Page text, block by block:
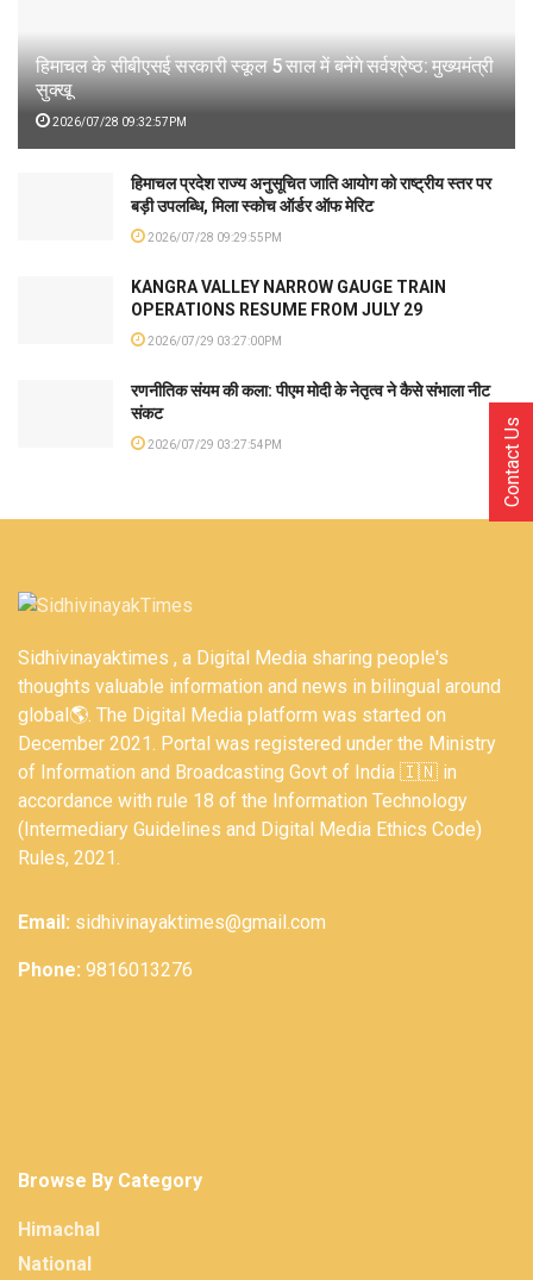
हिमाचल के सीबीएसई सरकारी स्कूल 5 साल में बनेंगे सर्वश्रेष्ठ: मुख्यमंत्री
सुक्खू
2026/07/28 09:32:57PM
हिमाचल प्रदेश राज्य अनुसूचित जाति आयोग को राष्ट्रीय स्तर पर
बड़ी उपलब्धि, मिला स्कोच ऑर्डर ऑफ मेरिट
2026/07/28 09:29:55PM
KANGRA VALLEY NARROW GAUGE TRAIN
OPERATIONS RESUME FROM JULY 29
2026/07/29 03:27:00PM
रणनीतिक संयम की कला: पीएम मोदी के नेतृत्व ने कैसे संभाला नीट
संकट
2026/07/29 03:27:54PM
Sidhivinayaktimes , a Digital Media sharing people's
thoughts valuable information and news in bilingual around
global🌎. The Digital Media platform was started on
December 2021. Portal was registered under the Ministry
of Information and Broadcasting Govt of India 🇮🇳 in
accordance with rule 18 of the Information Technology
(Intermediary Guidelines and Digital Media Ethics Code)
Rules, 2021.
Email: sidhivinayaktimes@gmail.com
Phone: 9816013276
Browse By Category
Himachal
National
Contact Us